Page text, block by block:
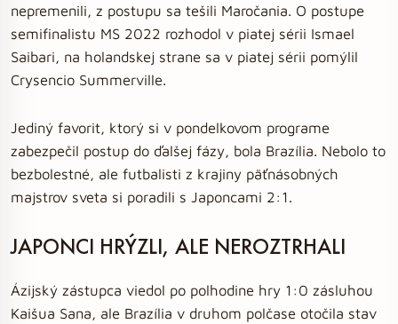
nepremenili, z postupu sa tešili Maročania. O postupe
semifinalistu MS 2022 rozhodol v piatej sérii Ismael
Saibari, na holandskej strane sa v piatej sérii pomýlil
Crysencio Summerville.
Jediný favorit, ktorý si v pondelkovom programe
zabezpečil postup do ďalšej fázy, bola Brazília. Nebolo to
bezbolestné, ale futbalisti z krajiny päťnásobných
majstrov sveta si poradili s Japoncami 2:1.
JAPONCI HRÝZLI, ALE NEROZTRHALI
Ázijský zástupca viedol po polhodine hry 1:0 zásluhou
Kaišua Sana, ale Brazília v druhom polčase otočila stav